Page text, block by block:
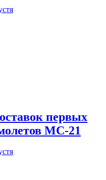
первых
МС-21